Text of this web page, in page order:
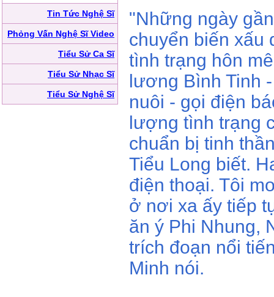
Tin Tức Nghệ Sĩ
Phỏng Vấn Nghệ Sĩ Video
Tiểu Sử Ca Sĩ
Tiểu Sử Nhạc Sĩ
Tiểu Sử Nghệ Sĩ
"Những ngày
chuyển biến xấu
tình trạng hôn
lương Bình Tinh
nuôi - gọi điện
lượng tình trạng
chuẩn bị tinh
Tiểu Long biết.
điện thoại. Tôi
ở nơi xa ấy tiếp
ăn ý Phi Nhung,
trích đoạn nổi
Minh nói.